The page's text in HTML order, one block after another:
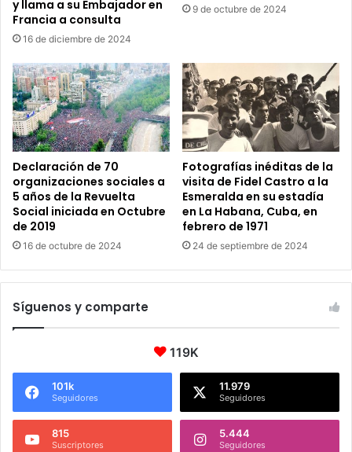
y llama a su Embajador en
Francia a consulta
16 de diciembre de 2024
9 de octubre de 2024
Declaración de 70
organizaciones sociales a
5 años de la Revuelta
Social iniciada en Octubre
de 2019
16 de octubre de 2024
Fotografías inéditas de la
visita de Fidel Castro a la
Esmeralda en su estadía
en La Habana, Cuba, en
febrero de 1971
24 de septiembre de 2024
Síguenos y comparte
119K
101k
Seguidores
11.979
Seguidores
815
Suscriptores
5.444
Seguidores